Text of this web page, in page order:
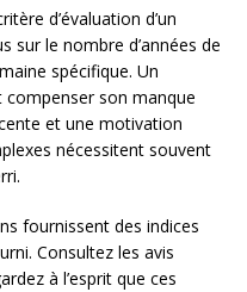
d’évaluation d’un
sur le nombre d’années de
spécifique. Un
son manque
et une motivation
nécessitent souvent
fournissent des indices
Consultez les avis
à l’esprit que ces